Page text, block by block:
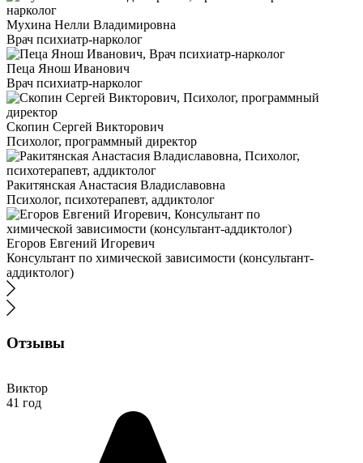
Мухина Нелли Владимировна
Врач психиатр-нарколог
Пеца Янош Иванович
Врач психиатр-нарколог
Скопин Сергей Викторович
Психолог, программный директор
Ракитянская Анастасия Владиславовна
Психолог, психотерапевт, аддиктолог
Егоров Евгений Игоревич
Консультант по химической зависимости (консультант-
аддиктолог)
Отзывы
Виктор
41 год